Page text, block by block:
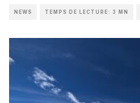
NEWS TEMPS DE LECTURE: 3 MN